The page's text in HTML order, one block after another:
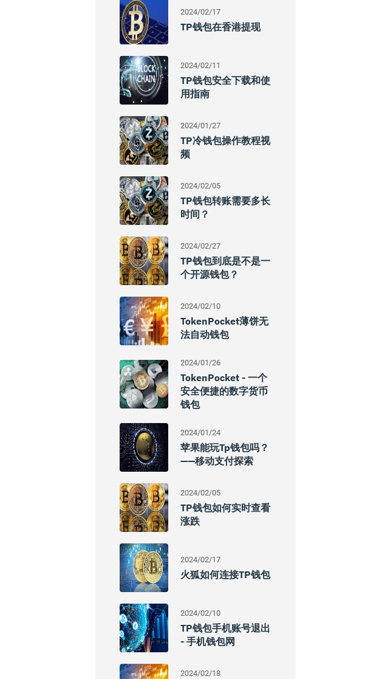
2024/02/17
TP钱包在香港提现
2024/02/11
TP钱包安全下载和使
用指南
2024/01/27
TP冷钱包操作教程视
频
2024/02/05
TP钱包转账需要多长
时间？
2024/02/27
TP钱包到底是不是一
个开源钱包？
2024/02/10
TokenPocket薄饼无
法自动钱包
2024/01/26
TokenPocket - 一个
安全便捷的数字货币
钱包
2024/01/24
苹果能玩tp钱包吗？
——移动支付探索
2024/02/05
TP钱包如何实时查看
涨跌
2024/02/17
火狐如何连接TP钱包
2024/02/10
TP钱包手机账号退出
- 手机钱包网
2024/02/18